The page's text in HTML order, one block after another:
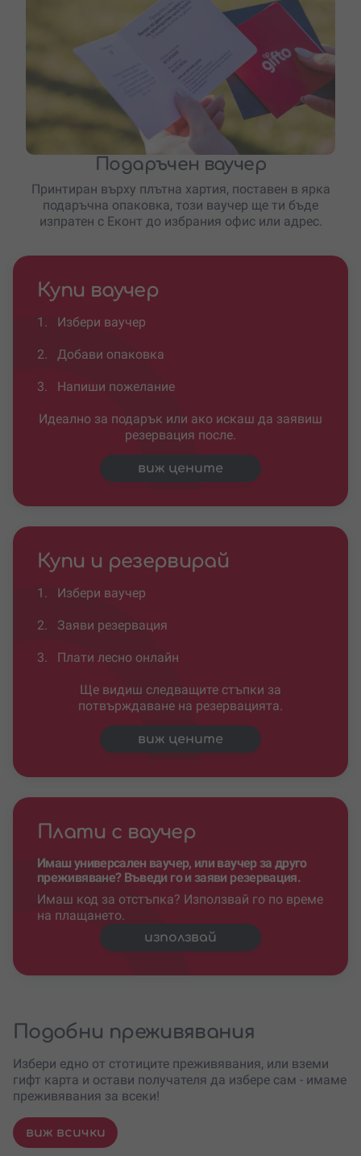
Подаръчен ваучер
Принтиран върху плътна хартия, поставен в ярка
подаръчна опаковка, този ваучер ще ти бъде
изпратен с Еконт до избрания офис или адрес.
Купи ваучер
1. Избери ваучер
2. Добави опаковка
3. Напиши пожелание
Идеално за подарък или ако искаш да заявиш
резервация после.
виж цените
Купи и резервирай
1. Избери ваучер
2. Заяви резервация
3. Плати лесно онлайн
Ще видиш следващите стъпки за
потвърждаване на резервацията.
виж цените
Плати с ваучер
Имаш универсален ваучер, или ваучер за друго
преживяване? Въведи го и заяви резервация.
Имаш код за отстъпка? Използвай го по време
на плащането.
използвай
Подобни преживявания
Избери едно от стотиците преживявания, или вземи
гифт карта и остави получателя да избере сам - имаме
преживявания за всеки!
виж всички